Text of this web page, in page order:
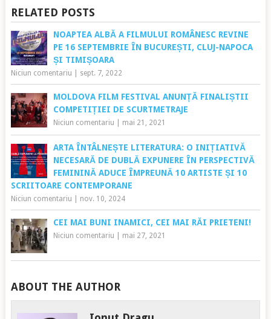
RELATED POSTS
NOAPTEA ALBĂ A FILMULUI ROMÂNESC REVINE
PE 16 SEPTEMBRIE ÎN BUCUREȘTI, CLUJ-NAPOCA
ȘI TIMIȘOARA
Niciun comentariu sept. 7, 2022
MOLDOVA FILM FESTIVAL ANUNȚĂ FINALIȘTII
COMPETIȚIEI DE SCURTMETRAJE
Niciun comentariu mai 21, 2021
ARTA ÎNTÂLNEȘTE LITERATURA: O INIȚIATIVĂ
NECESARĂ DE DUBLĂ EXPUNERE ÎN PERSPECTIVĂ
FEMININĂ ADUCE ÎMPREUNĂ 10 ARTISTE ȘI 10
SCRIITOARE CONTEMPORANE
Niciun comentariu nov. 10, 2024
CEI MAI BUNI INAMICI, CEI MAI RĂI PRIETENI!
Niciun comentariu mai 27, 2021
ABOUT THE AUTHOR